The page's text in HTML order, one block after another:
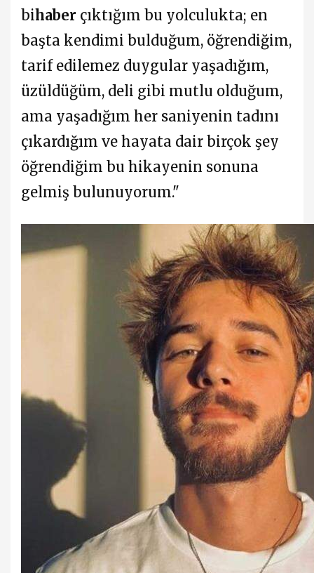
bihaber çıktığım bu yolculukta; en
başta kendimi bulduğum, öğrendiğim,
tarif edilemez duygular yaşadığım,
üzüldüğüm, deli gibi mutlu olduğum,
ama yaşadığım her saniyenin tadını
çıkardığım ve hayata dair birçok şey
öğrendiğim bu hikayenin sonuna
gelmiş bulunuyorum."